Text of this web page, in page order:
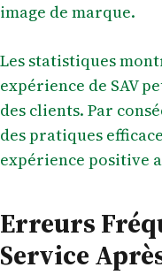
image de marque.
Les statistiques
expérience de SAV
des clients. Par
des pratiques
expérience positive
Erreurs
Service